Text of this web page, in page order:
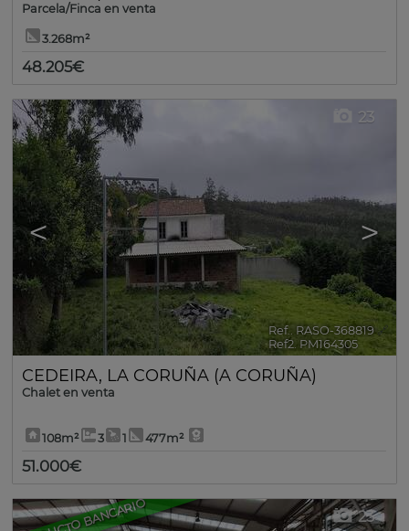
Parcela/Finca en venta
3.268m²
48.205€
< >
23
Ref.. RASO-368819 🔗
Ref2. PM164305
CEDEIRA, LA CORUÑA (A CORUÑA)
Chalet en venta
108m² 3 1 477m²
51.000€
23